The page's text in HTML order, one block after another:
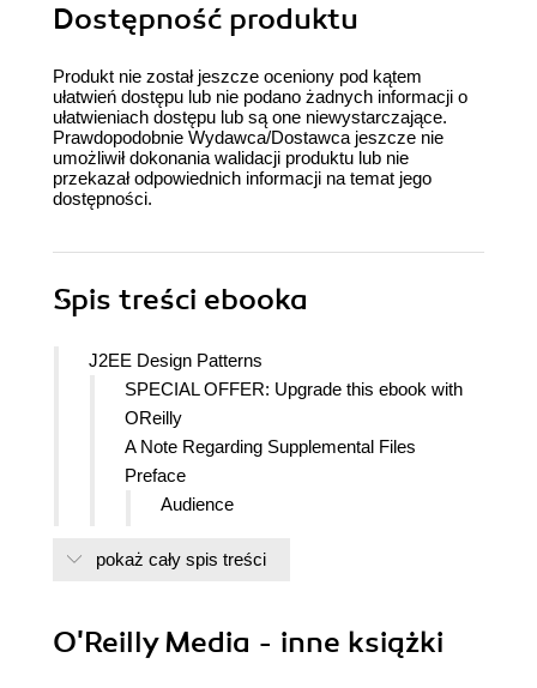
Dostępność produktu
Produkt nie został jeszcze oceniony pod kątem
ułatwień dostępu lub nie podano żadnych informacji o
ułatwieniach dostępu lub są one niewystarczające.
Prawdopodobnie Wydawca/Dostawca jeszcze nie
umożliwił dokonania walidacji produktu lub nie
przekazał odpowiednich informacji na temat jego
dostępności.
Spis treści ebooka
J2EE Design Patterns
SPECIAL OFFER: Upgrade this ebook with
OReilly
A Note Regarding Supplemental Files
Preface
Audience
For Further Reading
Acknowledgments
pokaż cały spis treści
O'Reilly Media - inne książki